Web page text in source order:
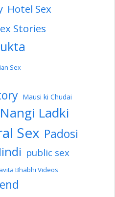
Hotel Sex
Stories
Sex
Mausi ki Chudai
Nangi Ladki
Sex Padosi
public sex
Bhabhi Videos